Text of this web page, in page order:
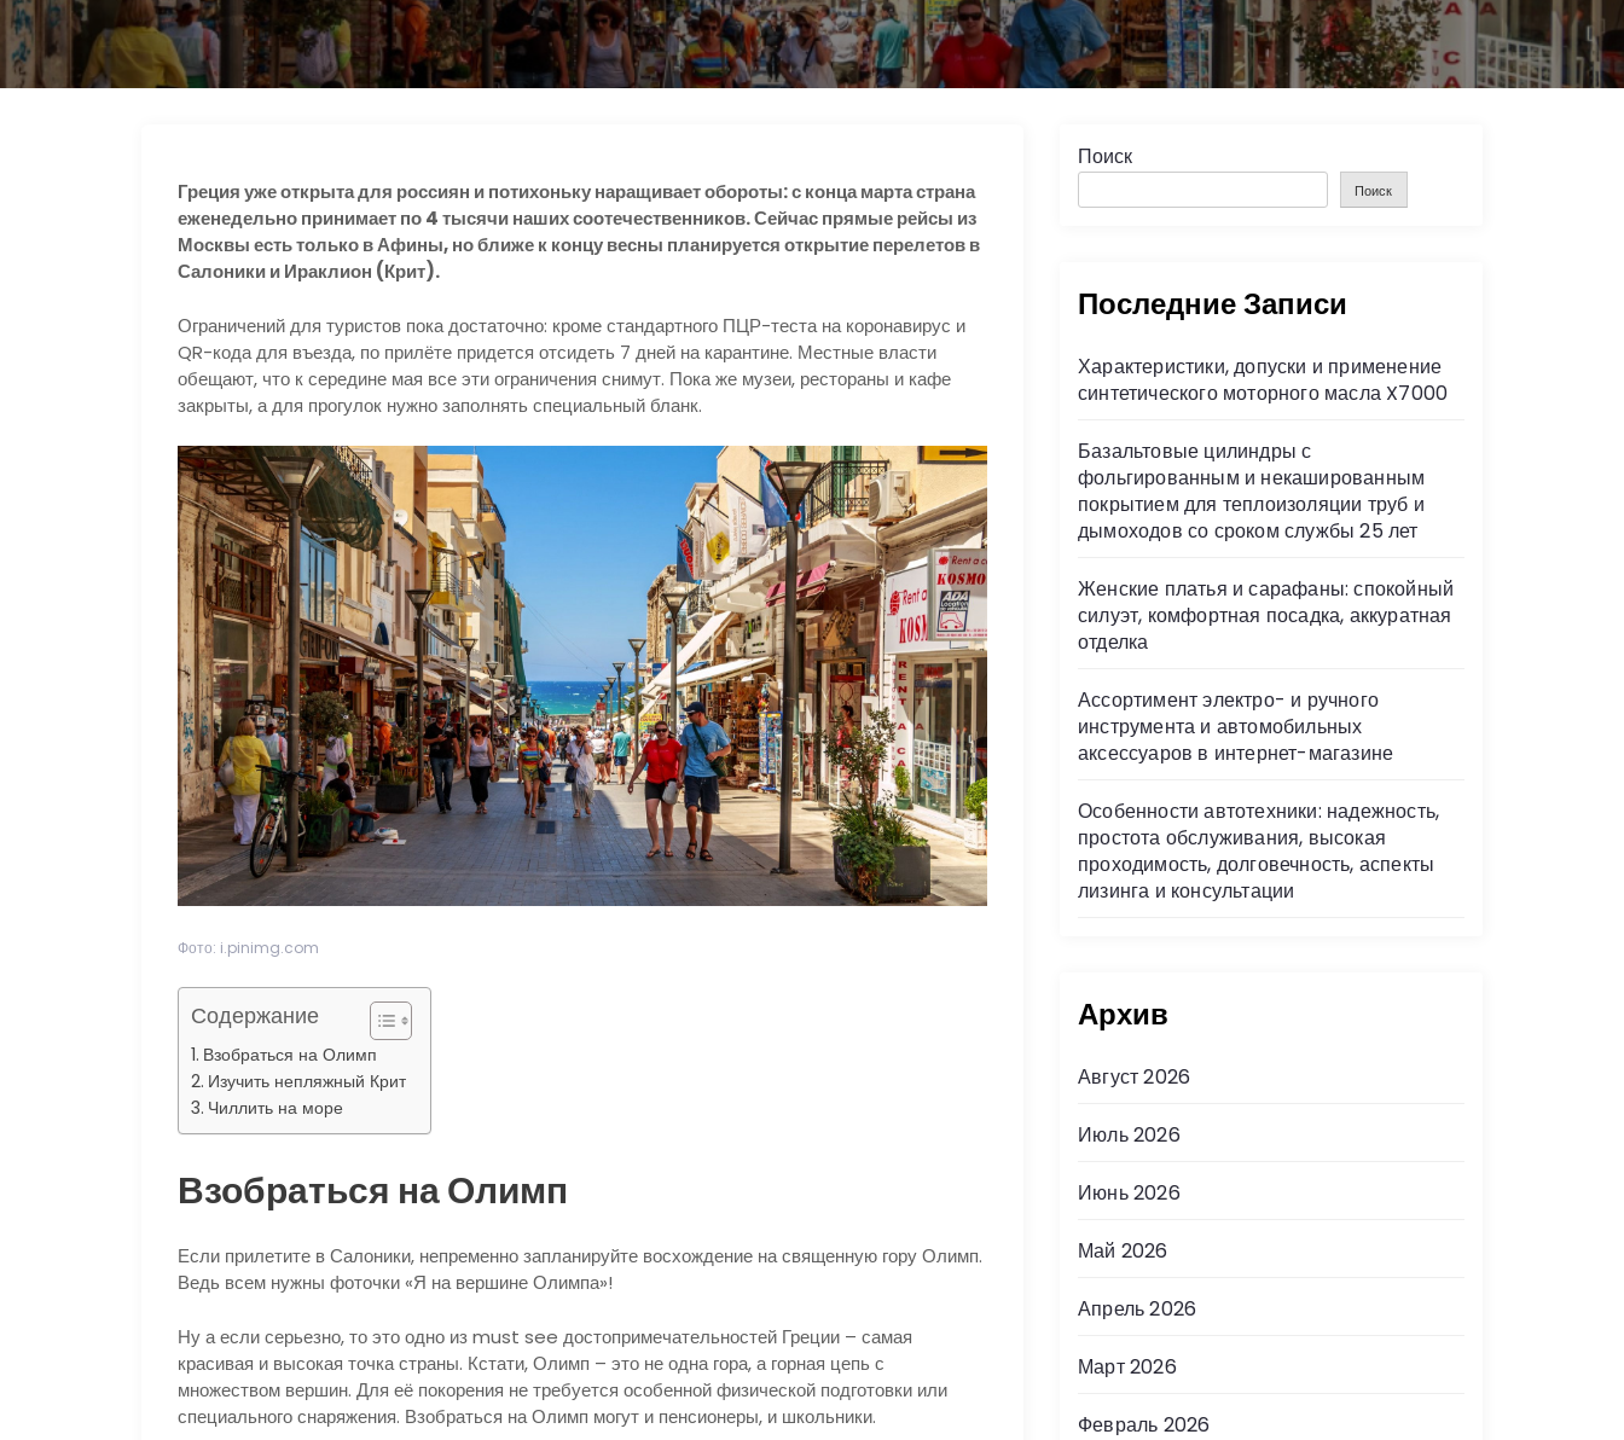
Греция уже открыта для россиян и потихоньку наращивает обороты: с конца марта страна
еженедельно принимает по 4 тысячи наших соотечественников. Сейчас прямые рейсы из
Москвы есть только в Афины, но ближе к концу весны планируется открытие перелетов в
Салоники и Ираклион (Крит).
Ограничений для туристов пока достаточно: кроме стандартного ПЦР-теста на коронавирус и
QR-кода для въезда, по прилёте придется отсидеть 7 дней на карантине. Местные власти
обещают, что к середине мая все эти ограничения снимут. Пока же музеи, рестораны и кафе
закрыты, а для прогулок нужно заполнять специальный бланк.
Фото: i.pinimg.com
Содержание
Взобраться на Олимп
Изучить непляжный Крит
Чиллить на море
Взобраться на Олимп
Если прилетите в Салоники, непременно запланируйте восхождение на священную гору Олимп.
Ведь всем нужны фоточки «Я на вершине Олимпа»!
Ну а если серьезно, то это одно из must see достопримечательностей Греции – самая
красивая и высокая точка страны. Кстати, Олимп – это не одна гора, а горная цепь с
множеством вершин. Для её покорения не требуется особенной физической подготовки или
специального снаряжения. Взобраться на Олимп могут и пенсионеры, и школьники.
Поиск
Поиск
Последние Записи
Характеристики, допуски и применение
синтетического моторного масла X7000
Базальтовые цилиндры с
фольгированным и некашированным
покрытием для теплоизоляции труб и
дымоходов со сроком службы 25 лет
Женские платья и сарафаны: спокойный
силуэт, комфортная посадка, аккуратная
отделка
Ассортимент электро- и ручного
инструмента и автомобильных
аксессуаров в интернет-магазине
Особенности автотехники: надежность,
простота обслуживания, высокая
проходимость, долговечность, аспекты
лизинга и консультации
Архив
Август 2026
Июль 2026
Июнь 2026
Май 2026
Апрель 2026
Март 2026
Февраль 2026
n
r
a
а
в